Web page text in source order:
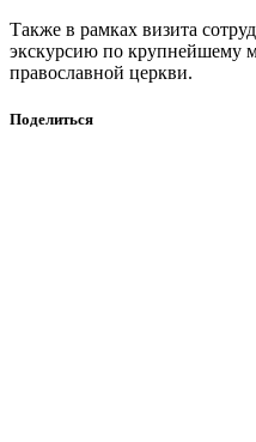
Также в рамках визита
экскурсию по крупнейшему
православной церкви.
Поделиться